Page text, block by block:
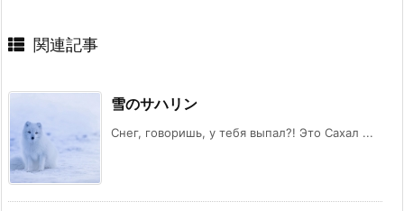
関連記事
雪のサハリン
Снег, говоришь, у тебя выпал?! Это Сахал ...